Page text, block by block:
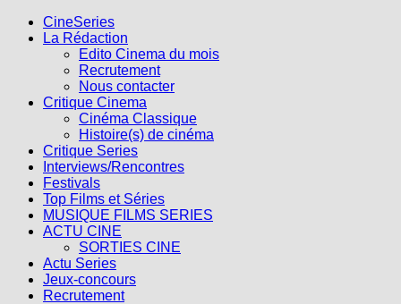
CineSeries
La Rédaction
Edito Cinema du mois
Recrutement
Nous contacter
Critique Cinema
Cinéma Classique
Histoire(s) de cinéma
Critique Series
Interviews/Rencontres
Festivals
Top Films et Séries
MUSIQUE FILMS SERIES
ACTU CINE
SORTIES CINE
Actu Series
Jeux-concours
Recrutement